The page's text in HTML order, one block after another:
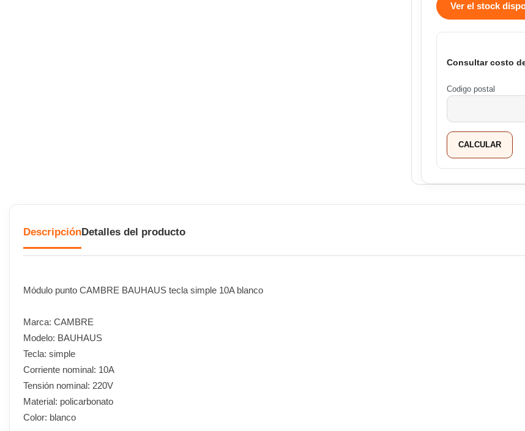
Ver el stock
Consultar costo
Codigo postal
CALCULAR
DescripciónDetalles del producto
Módulo punto CAMBRE BAUHAUS tecla simple 10A blanco
Marca: CAMBRE
Modelo: BAUHAUS
Tecla: simple
Corriente nominal: 10A
Tensión nominal: 220V
Material: policarbonato
Color: blanco